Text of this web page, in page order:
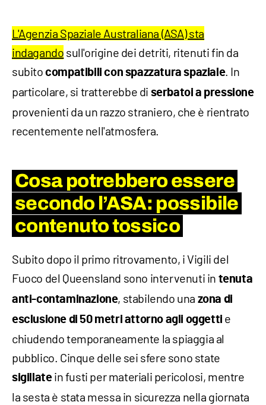
L'Agenzia Spaziale Australiana (ASA) sta
indagando sull'origine dei detriti, ritenuti fin da
subitocompatibili con spazzatura spaziale. In
particolare, si tratterebbe di serbatoi a pressione
provenienti da un razzo straniero, che è rientrato
recentemente nell'atmosfera.
Cosa potrebbero essere
secondo l’ASA: possibile
contenuto tossico
Subito dopo il primo ritrovamento, i Vigili del
Fuoco del Queensland sono intervenuti in tenuta
anti-contaminazione, stabilendo una zona di
esclusione di 50 metri attorno agli oggetti e
chiudendo temporaneamente la spiaggia al
pubblico. Cinque delle sei sfere sono state
sigillatein fusti per materiali pericolosi, mentre
la sesta è stata messa in sicurezza nella giornata